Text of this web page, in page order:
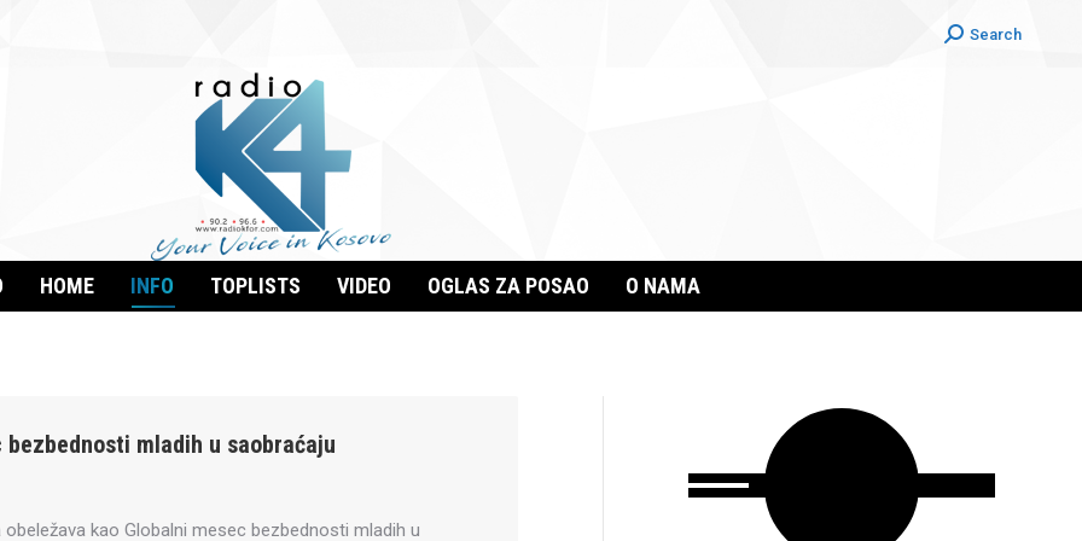
Search:
Search
HOME INFO TOPLISTS VIDEO OGLAS ZA POSAO O NAMA
bezbednosti mladih u saobraćaju
kao Globalni mesec bezbednosti mladih u